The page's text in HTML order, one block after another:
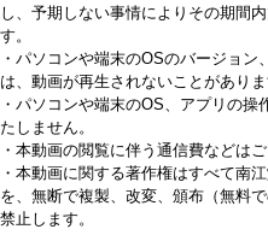
し、予期しない事情によりその期間
す。
・パソコンや端末のOSのバージョ
は、動画が再生されないことがありま
・パソコンや端末のOS、アプリの
たしません。
・本動画の閲覧に伴う通信費などは
・本動画に関する著作権はすべて南
を、無断で複製、改変、頒布（無料
禁止します。